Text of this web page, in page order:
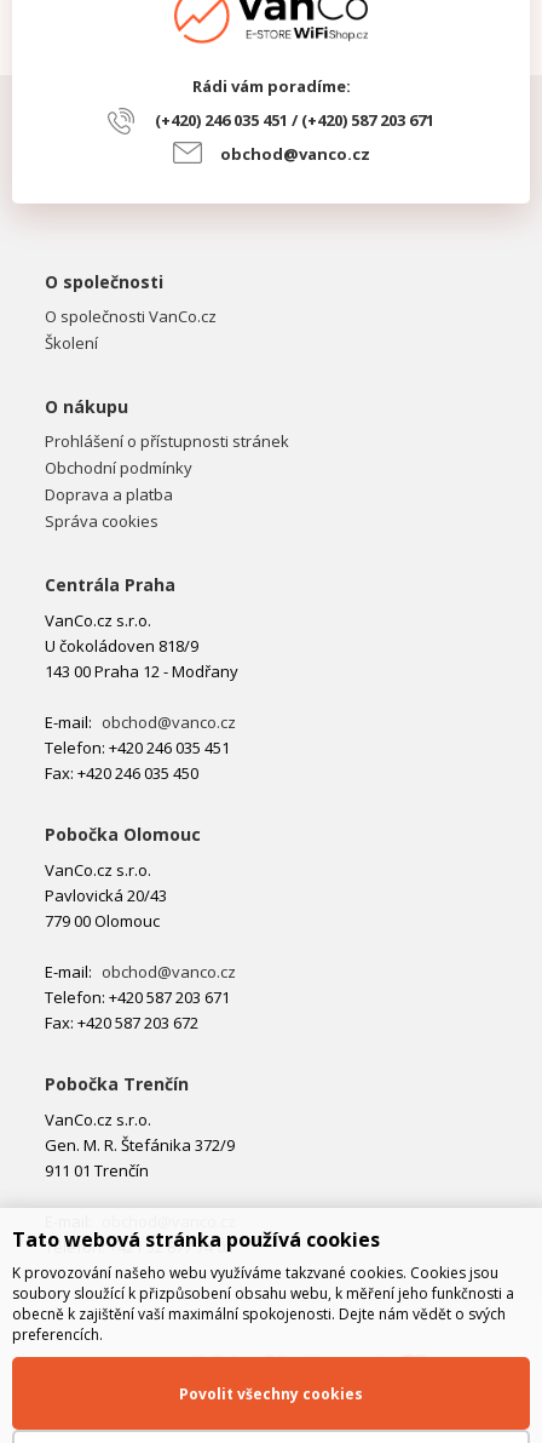
Rádi vám poradíme:
(+420) 246 035 451 / (+420) 587 203 671
obchod@vanco.cz
O společnosti
O společnosti VanCo.cz
Školení
O nákupu
Prohlášení o přístupnosti stránek
Obchodní podmínky
Doprava a platba
Správa cookies
Centrála Praha
VanCo.cz s.r.o.
U čokoládoven 818/9
143 00 Praha 12 - Modřany
E-mail: obchod@vanco.cz
Telefon: +420 246 035 451
Fax: +420 246 035 450
Pobočka Olomouc
VanCo.cz s.r.o.
Pavlovická 20/43
779 00 Olomouc
E-mail: obchod@vanco.cz
Telefon: +420 587 203 671
Fax: +420 587 203 672
Pobočka Trenčín
VanCo.cz s.r.o.
Gen. M. R. Štefánika 372/9
911 01 Trenčín
Telefon: +421 32 877 74 02
Tato webová stránka používá cookies
K provozování našeho webu využíváme takzvané cookies. Cookies jsou
soubory sloužící k přizpůsobení obsahu webu, k měření jeho funkčnosti a
obecně k zajištění vaší maximální spokojenosti. Dejte nám vědět o svých
preferencích.
Povolit všechny cookies